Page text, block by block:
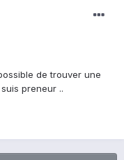
de trouver une
preneur ..